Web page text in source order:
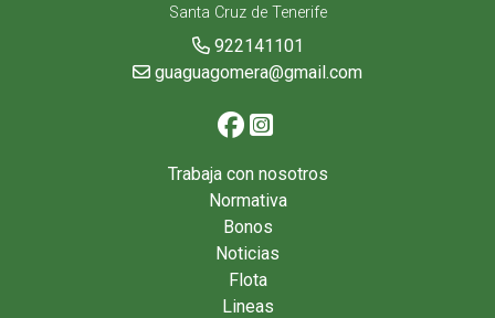
Santa Cruz de Tenerife
922141101
guaguagomera@gmail.com
Trabaja con nosotros
Normativa
Bonos
Noticias
Flota
Lineas